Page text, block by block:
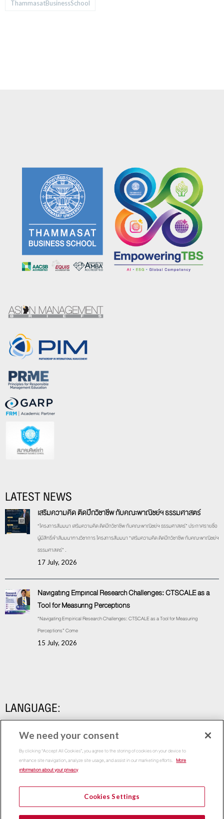
ThammasatBusinessSchool
LATEST NEWS
เสริมความคิด ติดปีกวิชาชีพ กับคณะพาณิชย์ฯ ธรรมศาสตร์
“โครงการสัมมนา เสริมความคิด ติดปีกวิชาชีพ กับคณะพาณิชย์ฯ ธรรมศาสตร์” ประกาศรายชื่อ
ผู้มีสิทธิ์เข้าสัมมนาทางวิชาการ โครงการสัมมนา “เสริมความคิด ติดปีกวิชาชีพ กับคณะพาณิชย์ฯ
ธรรมศาสตร์” .
17 July, 2026
Navigating Empirical Research Challenges: CTSCALE as a
Tool for Measuring Perceptions
“Navigating Empirical Research Challenges: CTSCALE as a Tool for Measuring
Perceptions” Come
15 July, 2026
LANGUAGE:
Copyright 2015Thammasat Business School | All Rights
We need your consent
By clicking “Accept All Cookies”, you agree to the storing of cookies on your device to
enhance site navigation, analyze site usage, and assist in our marketing efforts. More
information about your privacy
Cookies Settings